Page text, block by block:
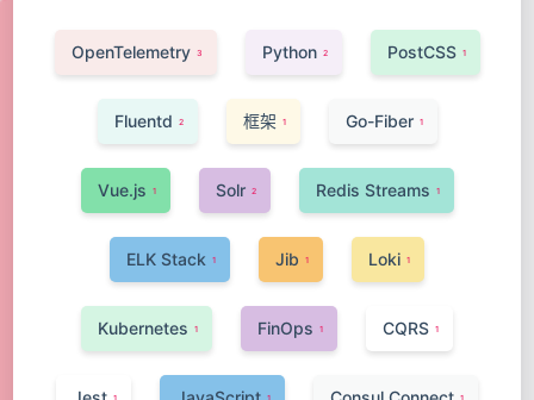
OpenTelemetry 3 Python 2 PostCSS 1
Fluentd 2 框架 1 Go-Fiber 1
Vue.js 1 Solr 2 Redis Streams 1
ELK Stack 1 Jib 1 Loki 1
Kubernetes 1 FinOps 1 CQRS 1